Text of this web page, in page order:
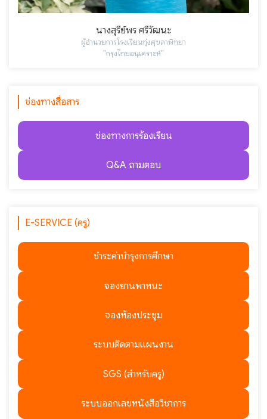
นางสุรีย์พร ศรีวัฒนะ
ผู้อำนวยการโรงเรียนทุ่งศุขลาพิทยา
"กรุงไทยอนุเคราะห์"
ช่องทางสื่อสาร
ช่องทางการร้องเรียน
Q&A ถามตอบ
E-SERVICE (ครู)
ชำระค่าบำรุงการศึกษา
จองยานพาหนะ
จองห้องประชุม
ระบบติดตามแผนงาน
SGS (สำหรับครู)
ระบบออกเลขหนังสือวิชาการ